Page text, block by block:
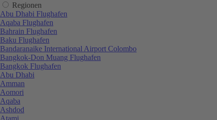
Regionen
Abu Dhabi Flughafen
Aqaba Flughafen
Bahrain Flughafen
Baku Flughafen
Bandaranaike International Airport Colombo
Bangkok-Don Muang Flughafen
Bangkok Flughafen
Abu Dhabi
Amman
Aomori
Aqaba
Ashdod
Atami